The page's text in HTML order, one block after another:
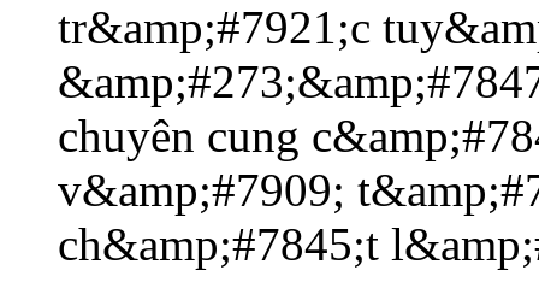
tr&amp;#7921;c
chuyên cung
v&amp;#7909;
ch&amp;#7845;t